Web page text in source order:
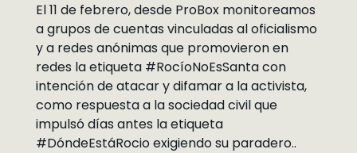
El 11 de febrero, desde ProBox monitoreamos
a grupos de cuentas vinculadas al oficialismo
y a redes anónimas que promovieron en
redes la etiqueta #RocíoNoEsSanta con
intención de atacar y difamar a la activista,
como respuesta a la sociedad civil que
impulsó días antes la etiqueta
#DóndeEstáRocio exigiendo su paradero..